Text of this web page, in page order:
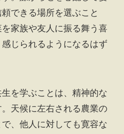
できる場所を選ぶこと
家族や友人に振る舞う喜
じられるようになるはず
を学ぶことは、精神的な
天候に左右される農業の
、他人に対しても寛容な